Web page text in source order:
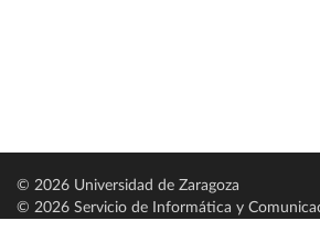
© 2026 Universidad de Zaragoza
© 2026 Servicio de Informática y